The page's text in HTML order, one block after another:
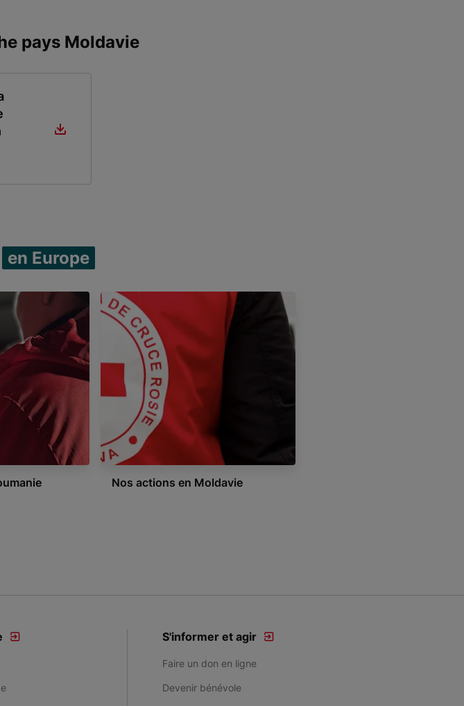
pays Moldavie
en Europe
Nos actions en Moldavie
S'informer et agir
Faire un don en ligne
Devenir bénévole